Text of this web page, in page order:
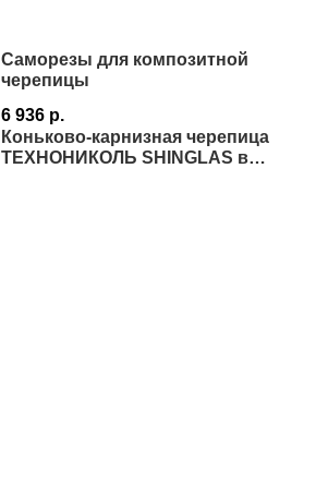
Саморезы для композитной
черепицы
6 936 р.
Коньково-карнизная черепица
ТЕХНОНИКОЛЬ SHINGLAS в